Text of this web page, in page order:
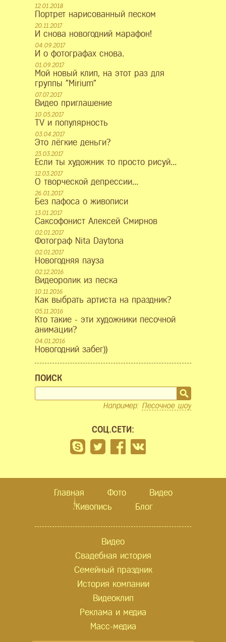
12.01.2018
Портрет нарисованный песком
20.11.2017
И снова новогодний марафон!
04.09.2017
И о фотографах снова.
01.09.2017
Мой новый клип, на этот раз для
группы "Mirium"
07.07.2017
Видео приглашение
10.05.2017
ТV и популярность
03.04.2017
Это лёгкие деньги?
23.03.2017
Если ты художник то просто рисуй...
12.03.2017
О творческой депрессии...
26.01.2017
Без пафоса о живописи
13.01.2017
Саксофонист Алексей Смирнов
02.01.2017
Фотограф Nita Daytona
02.01.2017
Новогодняя пауза
02.12.2016
Видеоролик из песка
10.11.2016
Как выбрать артиста на праздник?
05.11.2016
Кто такие - эти художники песочной
анимации?
04.01.2016
Новогодний забег))
ПОИСК
Например: Песочное шоу
СОЦ.СЕТИ:
Главная Фото
Видео
Живопись
Блог
Видео
Свадебная история
Семейный праздник
История компании
Видеоклип
Реклама и медиа
Масс-медиа